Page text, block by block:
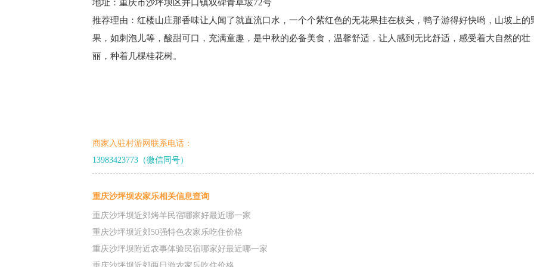
地址：重庆市沙坪坝区井口镇双碑青草坡72号
推荐理由：红楼山庄那香味让人闻了就直流口水，一个个紫红色的无花果挂在枝头，鸭子游得好快哟，山坡上的
果，如刺泡儿等，酸甜可口，充满童趣，是中秋的必备美食，温馨舒适，让人感到无比舒适，感受着大自然的壮
丽，种着几棵桂花树。
商家入驻村游网联系电话：
13983423773（微信同号）
重庆沙坪坝农家乐相关信息查询
重庆沙坪坝近郊烤羊民宿哪家好最近哪一家
重庆沙坪坝近郊50强特色农家乐吃住价格
重庆沙坪坝附近农事体验民宿哪家好最近哪一家